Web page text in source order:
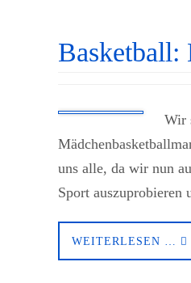
Basketball:
Wir
uns alle, da wir nun
Sport
WEITERLESEN …